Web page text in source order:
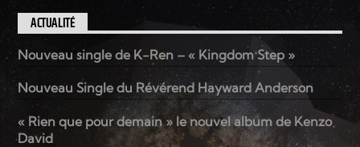
ACTUALITÉ
Nouveau single de K-Ren – « Kingdom Step »
Nouveau Single du Révérend Hayward Anderson
« Rien que pour demain » le nouvel album de Kenzo
David